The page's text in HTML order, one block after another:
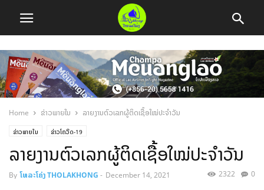
Home ຂ່າວພາຍໃນ ລາຍງານຕົວເລກຜູ້ຕິດເຊື້ອໃໝ່ປະຈຳວັນ
ຂ່າວພາຍໃນ ຂ່າວໂຄວິດ-19
ລາຍງານຕົວເລກຜູ້ຕິດເຊື້ອໃໝ່ປະຈຳວັນ
By ໂທລະໂຄ່ງ THOLAKHONG - December 14, 2021 0
2322